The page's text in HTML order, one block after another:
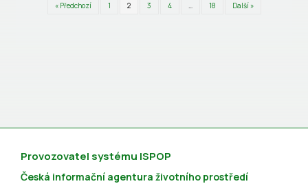
« Předchozí 1 2 3 4 … 18 Další »
Provozovatel systému ISPOP
Česká informační agentura životního prostředí